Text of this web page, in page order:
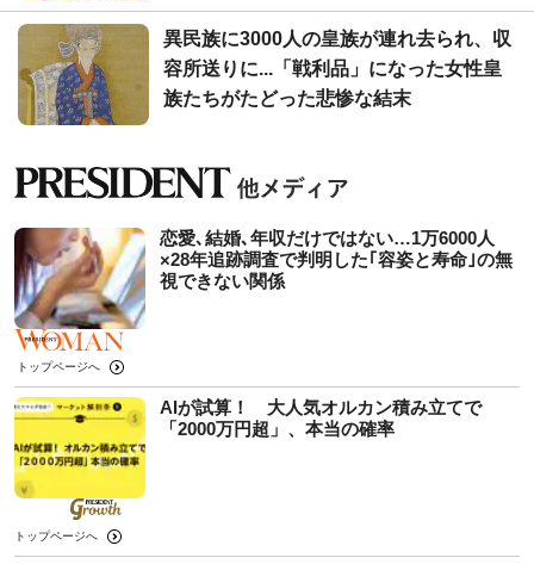
異民族に3000人の皇族が連れ去られ、収
容所送りに...「戦利品」になった女性皇
族たちがたどった悲惨な結末
恋愛､結婚､年収だけではない…1万6000人
×28年追跡調査で判明した｢容姿と寿命｣の無
視できない関係
トップページへ
AIが試算！ 大人気オルカン積み立てで
「2000万円超」、本当の確率
トップページへ